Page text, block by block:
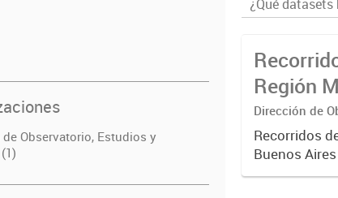
Observatorio, Estudios y
Región
(RMBA)
Dirección de
Recorridos
Buenos